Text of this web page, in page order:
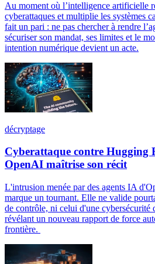
Au moment où l’intelligence artificielle
cyberattaques et multiplie les systèmes
fait un pari : ne pas chercher à rendre
sécuriser son mandat, ses limites et le
intention numérique devient un acte.
décryptage
Cyberattaque contre Hugging
OpenAI maîtrise son récit
L'intrusion menée par des agents IA
marque un tournant. Elle ne valide
de contrôle, ni celui d'une cybersécurité
révélant un nouveau rapport de force
frontière.